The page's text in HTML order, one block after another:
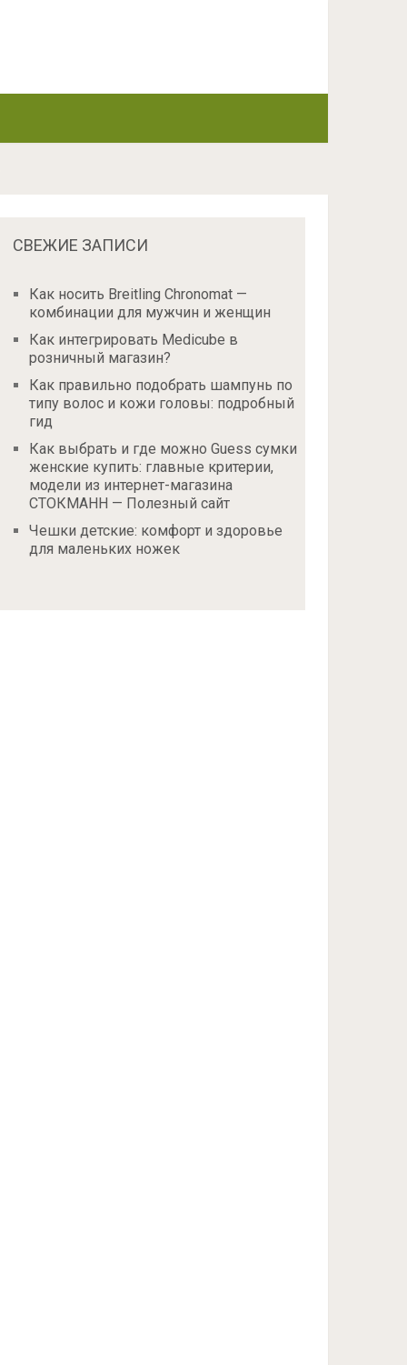
СВЕЖИЕ ЗАПИСИ
Как носить Breitling Chronomat —
комбинации для мужчин и женщин
Как интегрировать Medicube в
розничный магазин?
Как правильно подобрать шампунь по
типу волос и кожи головы: подробный
гид
Как выбрать и где можно Guess сумки
женские купить: главные критерии,
модели из интернет-магазина
СТОКМАНН — Полезный сайт
Чешки детские: комфорт и здоровье
для маленьких ножек